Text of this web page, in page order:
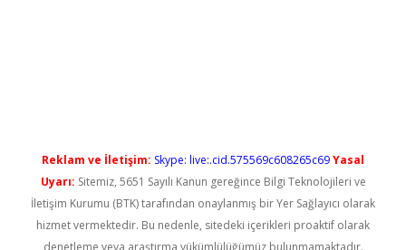
Reklam ve İletişim: Skype: live:.cid.575569c608265c69Yasal
Uyarı: Sitemiz, 5651 Sayılı Kanun gereğince Bilgi Teknolojileri ve
İletişim Kurumu (BTK) tarafından onaylanmış bir Yer Sağlayıcı olarak
hizmet vermektedir. Bu nedenle, sitedeki içerikleri proaktif olarak
denetleme veya araştırma yükümlülüğümüz bulunmamaktadır.